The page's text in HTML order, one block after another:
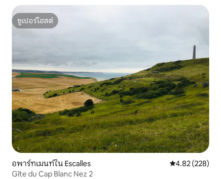
ซูเปอร์โฮสต์
ซูเปอร์โฮสต์
อพาร์ทเมนท์ใน Escalles คะแนนเฉลี่ย
4.82 (228)
Gîte du Cap Blanc Nez 2